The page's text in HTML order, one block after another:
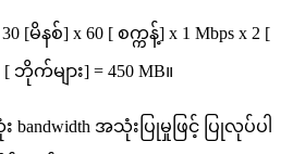
30 [မနစ] x 60 [ စကန] x 1 Mbps x 2 [
[ ဘကမ] = 450 MB။
bandwidth အသ ပမ ဖင ပလပပ